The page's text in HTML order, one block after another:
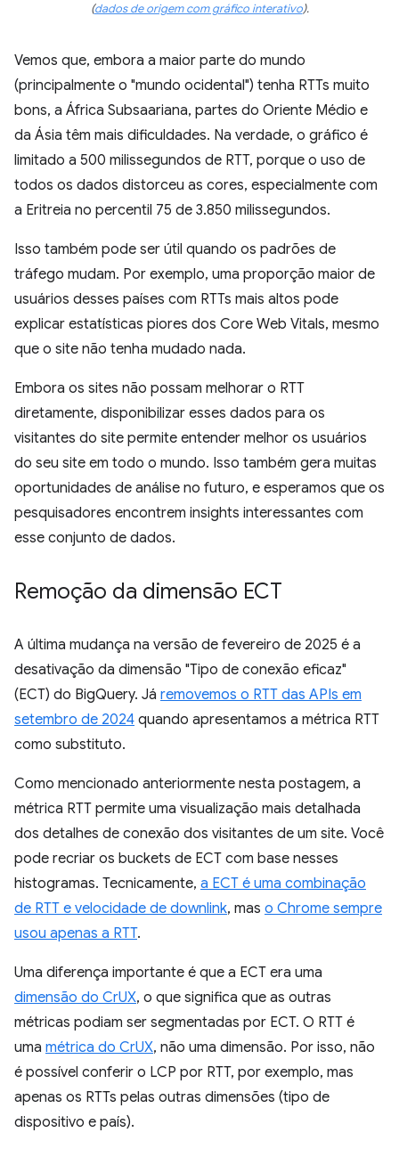
(dados de origem com gráfico interativo).
Vemos que, embora a maior parte do mundo
(principalmente o "mundo ocidental") tenha RTTs muito
bons, a África Subsaariana, partes do Oriente Médio e
da Ásia têm mais dificuldades. Na verdade, o gráfico é
limitado a 500 milissegundos de RTT, porque o uso de
todos os dados distorceu as cores, especialmente com
a Eritreia no percentil 75 de 3.850 milissegundos.
Isso também pode ser útil quando os padrões de
tráfego mudam. Por exemplo, uma proporção maior de
usuários desses países com RTTs mais altos pode
explicar estatísticas piores dos Core Web Vitals, mesmo
que o site não tenha mudado nada.
Embora os sites não possam melhorar o RTT
diretamente, disponibilizar esses dados para os
visitantes do site permite entender melhor os usuários
do seu site em todo o mundo. Isso também gera muitas
oportunidades de análise no futuro, e esperamos que os
pesquisadores encontrem insights interessantes com
esse conjunto de dados.
Remoção da dimensão ECT
A última mudança na versão de fevereiro de 2025 é a
desativação da dimensão "Tipo de conexão eficaz"
(ECT) do BigQuery. Já removemos o RTT das APIs em
setembro de 2024 quando apresentamos a métrica RTT
como substituto.
Como mencionado anteriormente nesta postagem, a
métrica RTT permite uma visualização mais detalhada
dos detalhes de conexão dos visitantes de um site. Você
pode recriar os buckets de ECT com base nesses
histogramas. Tecnicamente, a ECT é uma combinação
de RTT e velocidade de downlink, mas o Chrome sempre
usou apenas a RTT.
Uma diferença importante é que a ECT era uma
dimensão do CrUX, o que significa que as outras
métricas podiam ser segmentadas por ECT. O RTT é
uma métrica do CrUX, não uma dimensão. Por isso, não
é possível conferir o LCP por RTT, por exemplo, mas
apenas os RTTs pelas outras dimensões (tipo de
dispositivo e país).